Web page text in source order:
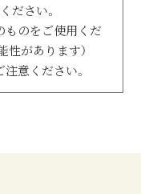
ださい。
ものをご使用くだ
性があります）
意ください。